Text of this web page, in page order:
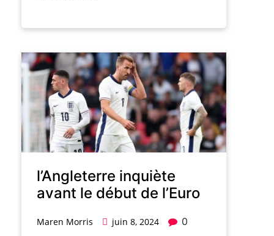
l’Angleterre inquiète
avant le début de l’Euro
Maren Morris juin 8, 2024 0